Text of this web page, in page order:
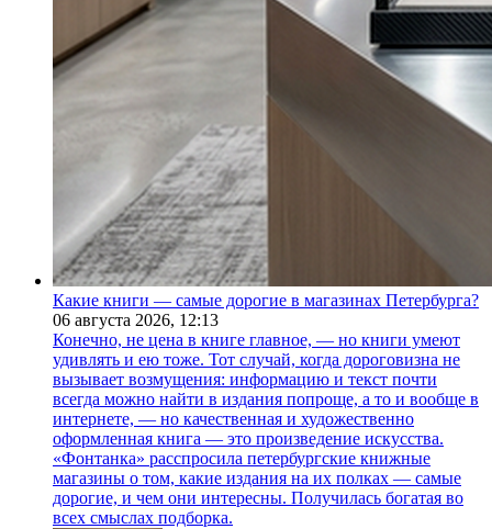
Какие книги — самые дорогие в магазинах Петербурга?
06 августа 2026, 12:13
Конечно, не цена в книге главное, — но книги умеют
удивлять и ею тоже. Тот случай, когда дороговизна не
вызывает возмущения: информацию и текст почти
всегда можно найти в издания попроще, а то и вообще в
интернете, — но качественная и художественно
оформленная книга — это произведение искусства.
«Фонтанка» расспросила петербургские книжные
магазины о том, какие издания на их полках — самые
дорогие, и чем они интересны. Получилась богатая во
всех смыслах подборка.